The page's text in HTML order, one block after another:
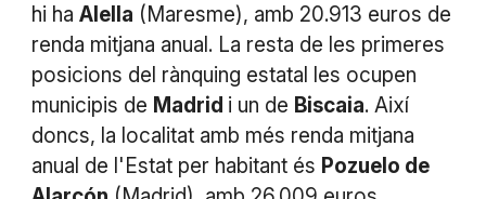
hi ha Alella (Maresme), amb 20.913 euros de
renda mitjana anual. La resta de les primeres
posicions del rànquing estatal les ocupen
municipis de Madrid i un de Biscaia. Així
doncs, la localitat amb més renda mitjana
anual de l'Estat per habitant és Pozuelo de